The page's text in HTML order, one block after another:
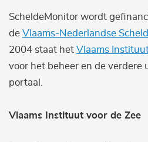
ScheldeMonitor wordt
de Vlaams-Nederlandse
2004 staat het Vlaams
voor het beheer en de verdere
portaal.
Vlaams Instituut voor de Zee